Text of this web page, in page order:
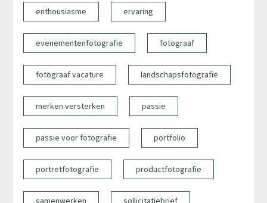
enthousiasme ervaring
evenementenfotografie fotograaf
fotograaf vacature landschapsfotografie
merken versterken passie
passie voor fotografie portfolio
portretfotografie productfotografie